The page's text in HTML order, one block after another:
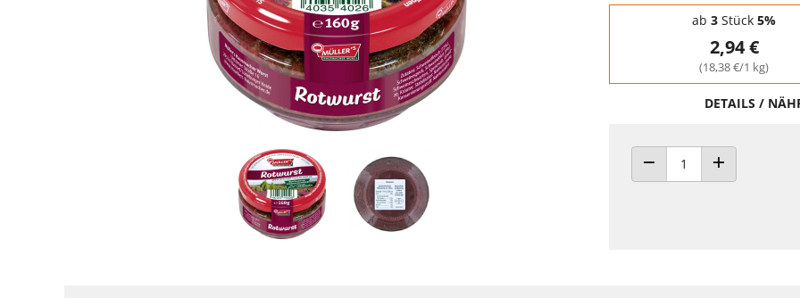
Staffelpreise - Mengenrabatt
ab 3 Stück 5%
2,94 €
(18,38 €/1 kg)
DETAILS /
ANZAHL VERRINGERN
ANZAHL